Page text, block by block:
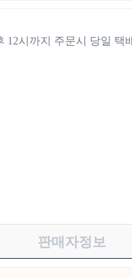
판매자정보